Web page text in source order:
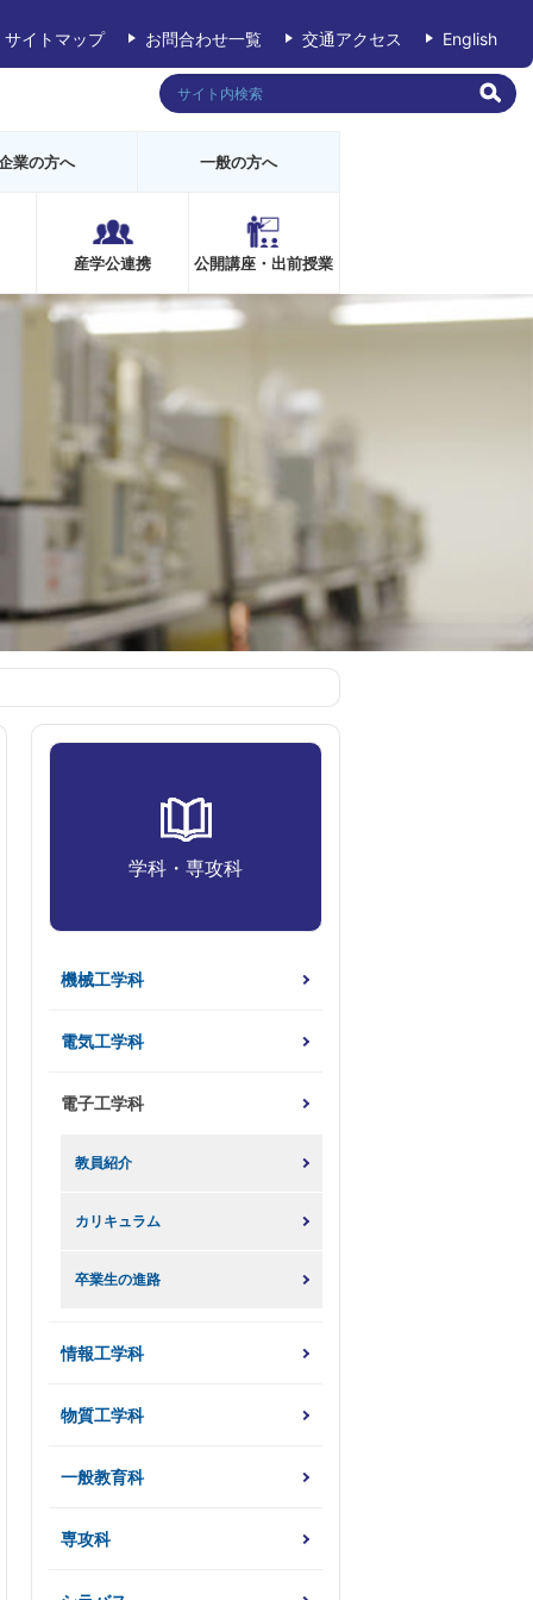
業の方へ 一般の方へ
産学公連携 公開講座・出前授業
サイトマップ お問合わせ一覧 交通アクセス English
学科・専攻科
機械工学科
電気工学科
電子工学科
教員紹介
カリキュラム
卒業生の進路
情報工学科
物質工学科
一般教育科
専攻科